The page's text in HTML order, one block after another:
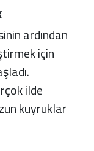
ardından
için
ilde
kuyruklar